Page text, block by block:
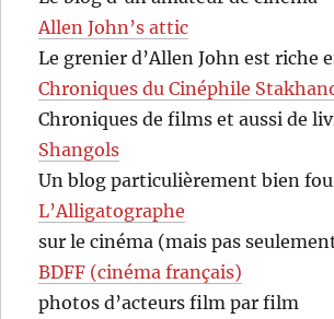
Allen John’s attic
Le grenier d’Allen John est riche
Chroniques du Cinéphile
Chroniques de films et aussi de
Shangols
Un blog particulièrement bien
L’Alligatographe
sur le cinéma (mais pas
BDFF (cinéma français)
photos d’acteurs film par film